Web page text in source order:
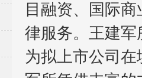
目融资、国际
律服务。王建
为拟上市公司